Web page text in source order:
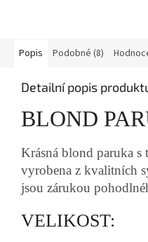
Popis Podobné (8)
Detailní popis
BLOND
Krásná blond paruka
vyrobena z kvalitních
jsou zárukou
VELIKOST: